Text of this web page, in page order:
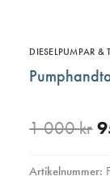
DIESELPUMPAR &
1 000kr
Artikelnummer: